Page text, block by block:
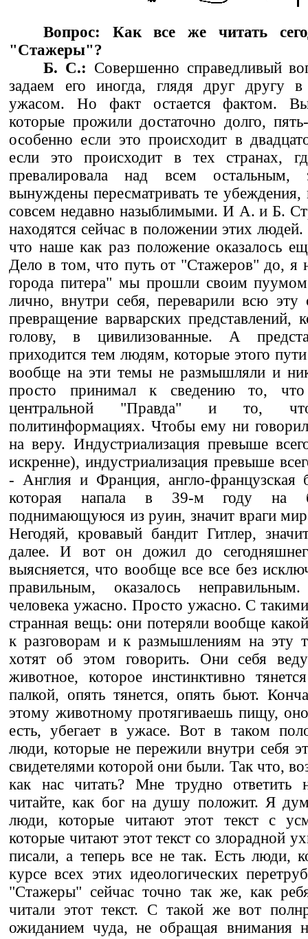
Вопрос: Как все же читать
"Стажеры"?
Б. С.: Совершенно справедливый
задаем его иногда, глядя друг другу
ужасом. Но факт остается фактом.
которые прожили достаточно долго,
особенно если это происходит в
если это происходит в тех странах,
превалировала над всем
вынуждены пересматривать те убеждения,
совсем недавно назыблимыми. И А. и Б.
находятся сейчас в положении этих
что наше как раз положение оказалось
Дело в том, что путь от "Стажеров" до,
города питера" мы прошли своим
лично, внутри себя, переварили всю эту
превращение варварских представлений,
голову, в цивилизованные. А
приходится тем людям, которые этого
вообще на эти темы не размышляли и
просто принимал к сведению то,
центральной "Правда" и то,
политинформациях. Чтобы ему ни
на веру. Индустриализация превыше
искренне), индустриализация превыше
- Англия и Франция, англо-
которая напала в 39-м году на
поднимающуюся из руин, значит враги
Негодяй, кровавый бандит Гитлер,
далее. И вот он дожил до
выясняется, что вообще все все без
правильным, оказалось
человека ужасно. Просто ужасно. С
странная вещь: они потеряли вообще
к разговорам и к размышлениям на эту
хотят об этом говорить. Они себя
животное, которое инстинктивно
палкой, опять тянется, опять бьют.
этому животному протягиваешь пищу,
есть, убегает в ужасе. Вот в таком
люди, которые не пережили внутри себя
свидетелями которой они были. Так что,
как нас читать? Мне трудно ответить
читайте, как бог на душу положит. Я
люди, которые читают этот текст с
которые читают этот текст со злорадной
писали, а теперь все не так. Есть люди,
курсе всех этих идеологических
"Стажеры" сейчас точно так же, как
читали этот текст. С такой же вот
ожиданием чуда, не обращая внимания